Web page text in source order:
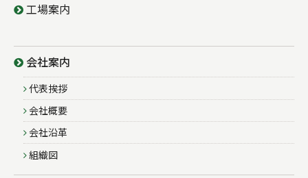
工場案内
会社案内
代表挨拶
会社概要
会社沿革
組織図